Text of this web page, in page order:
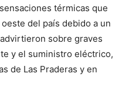
térmicas que
del país debido a un
sobre graves
y el suministro eléctrico,
de Las Praderas y en